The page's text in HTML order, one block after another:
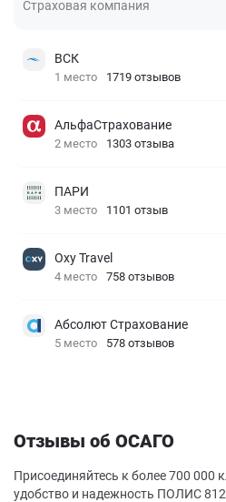
Страховая компания
ВСК
1 место 1719 отзывов
АльфаСтрахование
2 место 1303 отзыва
ПАРИ
3 место 1101 отзыв
Oxy Travel
4 место 758 отзывов
Абсолют Страхование
5 место 578 отзывов
Отзывы об ОСАГО
Присоединяйтесь к более 700 000
удобство и надежность ПОЛИС 812